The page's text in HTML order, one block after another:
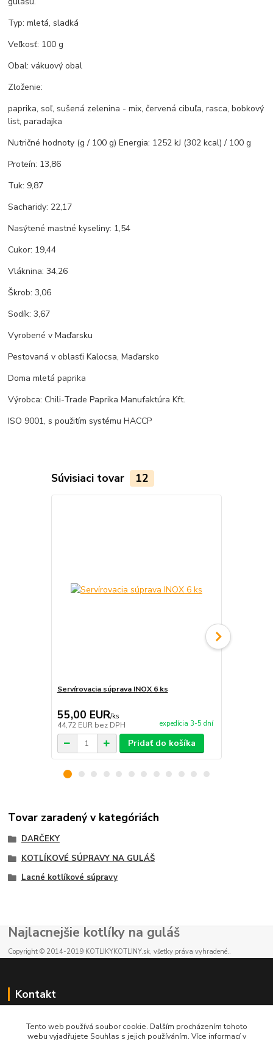
Typ: mletá, sladká
Veľkosť: 100 g
Obal: vákuový obal
Zloženie:
paprika, soľ, sušená zelenina - mix, červená cibuľa, rasca, bobkový
list, paradajka
Nutričné hodnoty (g / 100 g) Energia: 1252 kJ (302 kcal) / 100 g
Proteín: 13,86
Tuk: 9,87
Sacharidy: 22,17
Nasýtené mastné kyseliny: 1,54
Cukor: 19,44
Vláknina: 34,26
Škrob: 3,06
Sodík: 3,67
Vyrobené v Maďarsku
Pestovaná v oblasťi Kalocsa, Maďarsko
Doma mletá paprika
Výrobca: Chili-Trade Paprika Manufaktúra Kft.
ISO 9001, s použitím systému HACCP
Súvisiaci tovar 12
Servírovacia súprava INOX 6 ks
55,00 EUR/ks
44,72 EUR bez DPH expedícia 3-5 dní
Pridať do košíka
Tovar zaradený v kategóriách
DARČEKY
KOTLÍKOVÉ SÚPRAVY NA GULÁŠ
Lacné kotlíkové súpravy
Najlacnejšie kotlíky na guláš
Copyright © 2014-2019 KOTLIKYKOTLINY.sk, všetky práva vyhradené..
Kontakt
E-shop: +421 902 212 007
od 8:00 - do 16:00 hod
Tento web používá soubor cookie. Dalším procházením tohoto
webu vyjadřujete Souhlas s jejich používáním. Více informací v